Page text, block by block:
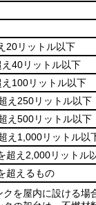
20リットル以下
40リットル以下
100リットル以下
え250リットル以下
え500リットル以下
え1,000リットル以
超え2,000リットル
超えるもの
クを屋内に設ける場